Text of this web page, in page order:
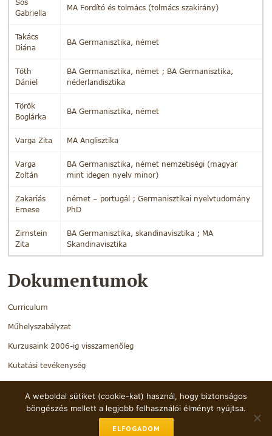
Sós
Gabriella
MA Fordító és tolmács (tolmács szakirány)
Takács
Diána
BA Germanisztika, német
Tóth
Dániel
BA Germanisztika, német ; BA Germanisztika,
néderlandisztika
Török
Boglárka
BA Germanisztika, német
Varga Zita MA Anglisztika
Varga
Zoltán
BA Germanisztika, német nemzetiségi (magyar
mint idegen nyelv minor)
Zakariás
Emese
német – portugál ; Germanisztikai nyelvtudomány
PhD
Zirnstein
Zita
BA Germanisztika, skandinavisztika ; MA
Skandinavisztika
Dokumentumok
Curriculum
Műhelyszabályzat
Kurzusaink 2006-ig visszamenőleg
Kutatási tevékenység
A weboldal sütiket (cookie-kat) használ, hogy biztonságos
böngészés mellett a legjobb felhasználói élményt nyújtsa.
ELFOGADOM